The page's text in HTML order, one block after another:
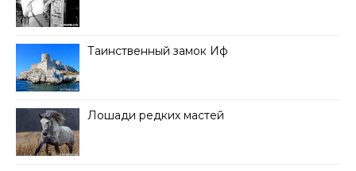
Таинственный замок Иф
Лошади редких мастей